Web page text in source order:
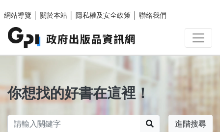
網站導覽
關於本站 隱私權及安全政策 聯絡我們
你想找的好書在這裡！
進階搜尋